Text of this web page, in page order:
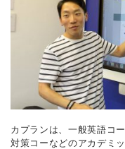
カプランは、一般英語コ
対策コーなどのアカデミ